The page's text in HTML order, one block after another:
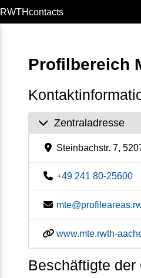
RWTHcontacts
Profilbereich
Zentraladresse
Steinbachstr. 7,
+49 241 80-25600
www.mte.rwth-
Beschäftigte der